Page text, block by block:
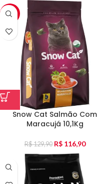
-10%
Snow Cat Salmão Com
Maracujá 10,1Kg
R$129,90 R$116,90